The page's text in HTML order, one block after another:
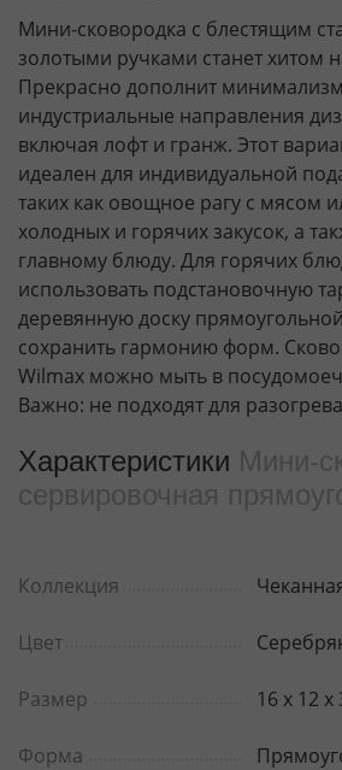
Мини-сковородка с блестящим
золотыми ручками станет хитом
Прекрасно дополнит
индустриальные направления
включая лофт и гранж. Этот
идеален для индивидуальной
таких как овощное рагу с мясом
холодных и горячих закусок, а
главному блюду. Для горячих
использовать подстановочную
деревянную доску
сохранить гаpмонию форм.
Wilmax можно мыть в
Важно: не подходят для
Характеристики Мини-
сервировочная
Коллекция
Цвет
Размер 16 x 12 x
Форма